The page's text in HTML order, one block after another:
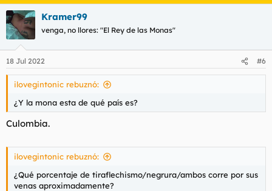
Kramer99
venga, no llores: "El Rey de las Monas"
18 Jul 2022 #6
ilovegintonic rebuznó:
¿Y la mona esta de qué país es?
Culombia.
ilovegintonic rebuznó:
¿Qué porcentaje de tiraflechismo/negrura/ambos corre por sus
venas aproximadamente?